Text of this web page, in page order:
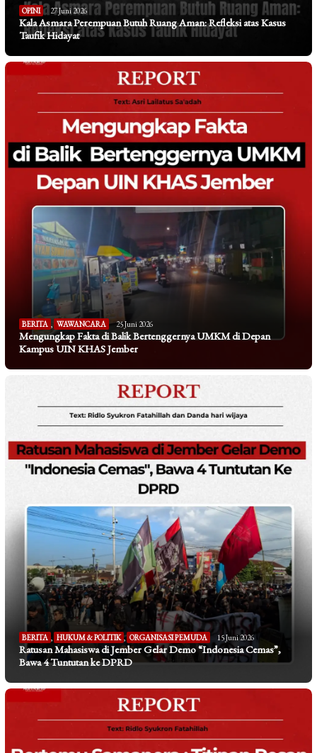
OPINI 27 Juni 2026
Kala Asmara Perempuan Butuh Ruang Aman: Refleksi atas Kasus
Taufik Hidayat
BERITA , WAWANCARA 25 Juni 2026
Mengungkap Fakta di Balik Bertenggernya UMKM di Depan
Kampus UIN KHAS Jember
BERITA , HUKUM & POLITIK , ORGANISASI PEMUDA 15 Juni 2026
Ratusan Mahasiswa di Jember Gelar Demo “Indonesia Cemas”,
Bawa 4 Tuntutan ke DPRD